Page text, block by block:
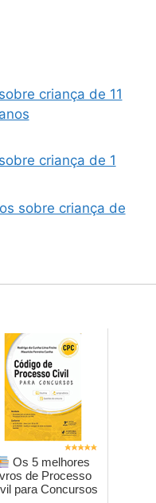
sobre criança de 11
anos
criança de 1
sobre criança de
Os 5 melhores
de Processo
para Concursos